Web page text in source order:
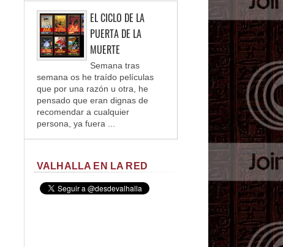
EL CICLO DE LA
PUERTA DE LA
MUERTE
Semana tras
semana os he traído películas
que por una razón u otra, he
pensado que eran dignas de
recomendar a cualquier
persona, ya fuera ...
VALHALLA EN LA RED